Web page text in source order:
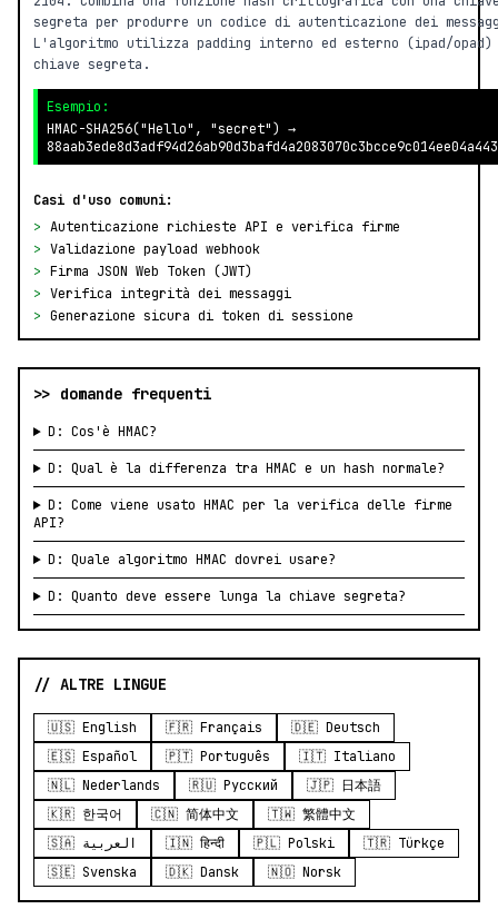
segreta per produrre un codice di autenticazione dei
L'algoritmo utilizza padding interno ed esterno (ipad/opad)
chiave segreta.
Esempio:
HMAC-SHA256("Hello", "secret") →
Casi d'uso comuni:
> Autenticazione richieste API e verifica firme
> Validazione payload webhook
> Firma JSON Web Token (JWT)
> Verifica integrità dei messaggi
> Generazione sicura di token di sessione
>> domande frequenti
D: Cos'è HMAC?
D: Qual è la differenza tra HMAC e un hash normale?
D: Come viene usato HMAC per la verifica delle firme
API?
D: Quale algoritmo HMAC dovrei usare?
D: Quanto deve essere lunga la chiave segreta?
// ALTRE LINGUE
🇺🇸 English 🇫🇷 Français
🇩🇪 Deutsch
🇪🇸 Español
🇵🇹 Português
🇮🇹 Italiano
🇳🇱 Nederlands
🇷🇺 Русский
🇯🇵 日本語
🇰🇷 한국어
🇨🇳 简体中文
🇹🇼 繁體中文
🇸🇦 العربية
🇮🇳 हिन्दी 🇵🇱 Polski
🇹🇷 Türkçe
🇸🇪 Svenska
🇩🇰 Dansk 🇳🇴 Norsk